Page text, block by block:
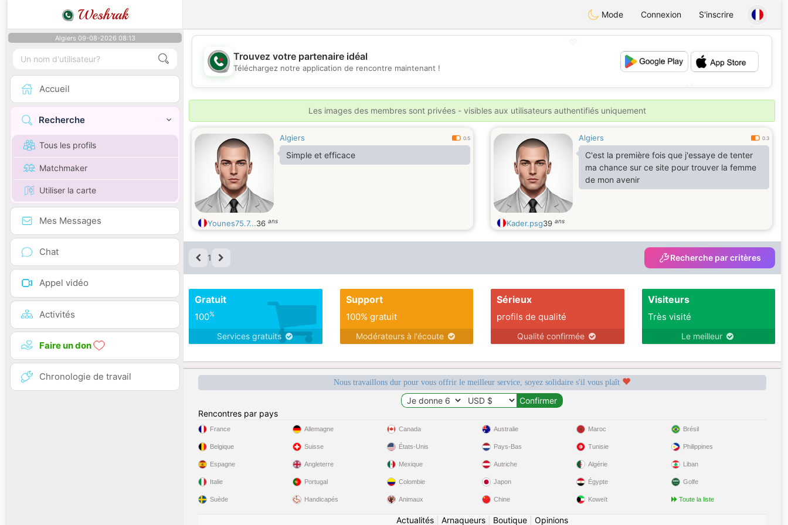
Weshrak Mode Connexion S'inscrire
Algiers 09-08-2026 08:13
Accueil
Recherche
Tous les profils
Matchmaker
Utiliser la carte
Mes Messages
Chat
Appel vidéo
Activités
Faire un don
Chronologie de travail
💖
💕
Trouvez votre partenaire idéal
Téléchargez notre application de rencontre maintenant !
Les images des membres sont privées - visibles aux utilisateurs authentifiés uniquement
Algiers 0.5
Simple et efficace
Younes75.7...36 ans
Algiers 0.3
C'est la première fois que j'essaye de tenter
ma chance sur ce site pour trouver la femme
de mon avenir
Kader.psg39 ans
1 Recherche par critères
Gratuit
100%
Services gratuits
Support
100% gratuit
Modérateurs à l'écoute
Sérieux
profils de qualité
Qualité confirmée
Visiteurs
Très visité
Le meilleur
Nous travaillons dur pour vous offrir le meilleur service, soyez solidaire s'il vous plaît
Rencontres par pays
France
Belgique
Espagne
Italie
Suède
Allemagne
Suisse
Angleterre
Portugal
Handicapés
Canada
États-Unis
Mexique
Colombie
Animaux
Australie
Pays-Bas
Autriche
Japon
Chine
Maroc
Tunisie
Algérie
Égypte
Koweït
Brésil
Philippines
Liban
Golfe
Toute la liste
Actualités| Arnaqueurs| Boutique| Opinions